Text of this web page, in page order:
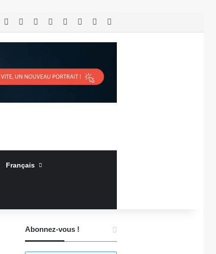
RSS Facebook LinkedinYouTubeConnexionArticle Aléatoire
Français
Abonnez-vous !